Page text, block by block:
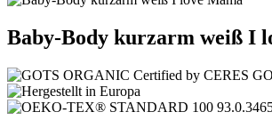
Baby-Body kurzarm weiß I